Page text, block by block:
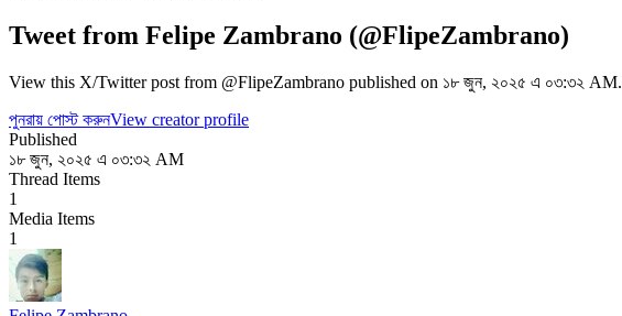
Tweet from Felipe Zambrano (@FlipeZambrano)
View this X/Twitter post from @FlipeZambrano published on ১৮ জুন, ২০২৫ এ ০৩:৩২
পুনরায় পোস্ট করুনView creator profile
Published
১৮ জুন, ২০২৫ এ ০৩:৩২ AM
Thread Items
1
Media Items
1